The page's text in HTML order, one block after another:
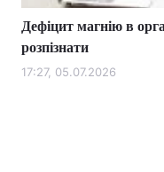
Дефіцит магнію в
розпізнати
17:27, 05.07.2026